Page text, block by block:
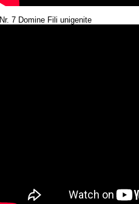
Nr. 7 Domine Fili unigenite